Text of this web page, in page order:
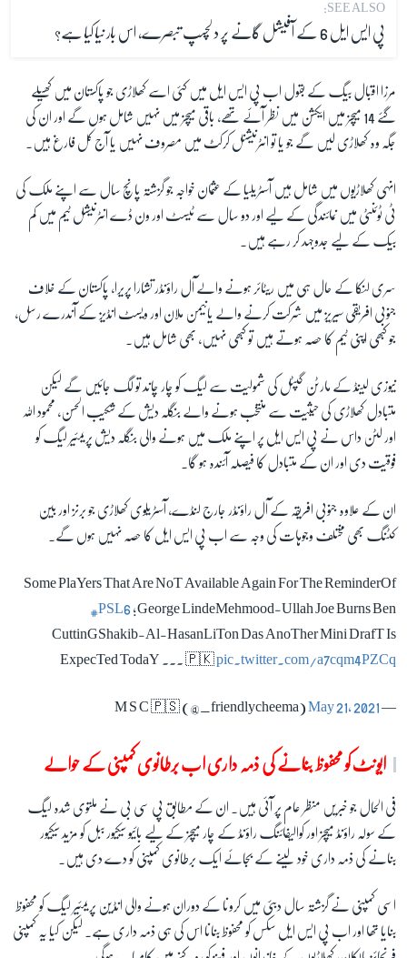
SEE ALSO:
پی ایس ایل 6 کے آفیشل گانے پر دلچسپ تبصرے، اس بار نیا کیا ہے؟
مرزا اقبال بیگ کے بقول اب پی ایس ایل میں کئی اسے کھلاڑی جو پاکستان میں کھیلے
گئے 14 میچز میں ایکشن میں نظر آئے تھے، باقی میچز میں نہیں شامل ہوں گے اور ان کی
جگہ وہ کھلاڑی لیں گے جو یا تو انٹرنیشنل کرکٹ میں مصروف نہیں یا آج کل فارغ ہیں۔
انہی کھلاڑیوں میں شامل ہیں آسٹریلیا کے عثمان خواجہ جو گزشتہ پانچ سال سے اپنے ملک کی
ٹی ٹوئنٹی میں نمائندگی کے لیے اور دو سال سے ٹیسٹ اور ون ڈے انٹرنیشل ٹیم میں کم
بیک کے لیے جدوجہد کر رہے ہیں۔
سری لنکا کے حال ہی میں ریٹائر ہونے والے آل راؤنڈر تشارا پریرا، پاکستان کے خلاف
جنوبی افریقی سیریز میں شرکت کرنے والے یانیمن ملان اور ویسٹ انڈیز کے آندرے رسل،
جو کبھی اپنی ٹیم کا حصہ ہوتے ہیں تو کبھی نہیں، بھی شامل ہیں۔
نیوزی لینڈ کے مارٹن گپٹل کی شمولیت سے لیگ کو چار چاند تو لگ جائیں گے لیکن
متبادل کھلاڑی کی حیثیت سے منتخب ہونے والے بنگلہ دیش کے شکیب الحسن، محمود اللہ
اور لٹن داس نے پی ایس ایل پر اپنے ملک میں ہونے والی بنگلہ دیش پریمئیر لیگ کو
فوقیت دی اور ان کے متبادل کا فیصلہ آئندہ ہو گا۔
ان کے علاوہ جنوبی افریقہ کے آل راؤنڈر جارج لنڈے، آسٹریلوی کھلاڑی جو برنز اور بین
کٹنگ بھی مختلف وجوہات کی وجہ سے اب پی ایس ایل کا حصہ نہیں ہوں گے۔
Some PlaYers That Are NoT Available Again For The ReminderOf
#PSL6 ;George LindeMehmood-Ullah Joe Burns Ben
CuttinGShakib-Al-HasanLiTon Das AnoTher Mini DrafT Is
ExpecTed TodaY ... 🇵🇰pic.twitter.com/a7cqm4PZCq
— M S C 🇵🇸 (@_friendlycheema)
May 21, 2021
ایونٹ کو محفوظ بنانے کی ذمہ داری اب برطانوی کمپنی کے حوالے
فی الحال جو خبریں منظر عام پر آئی ہیں۔ ان کے مطابق پی سی بی نے ملتوی شدہ لیگ
کے سولہ راؤنڈ میچز اور کوالیفائنگ راؤنڈ کے چار میچز کے لیے بائیو سیکیور ببل کو مزید سیکیور
بنانے کی ذمہ داری خود لینے کے بجائے ایک برطانوی کمپنی کو دے دی ہیں۔
اسی کمپنی نے گزشتہ سال دبئی میں کرونا کے دوران ہونے والی انڈین پریمئیر لیگ کو محفوظ
بنایا تھا اور اب پی ایس ایل سکس کو محفوظ بنانا اس کی ہی ذمہ داری ہے۔ لیکن کیا یہ کمپنی